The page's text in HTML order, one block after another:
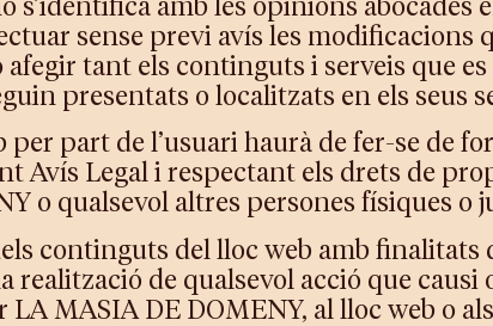
s’identifica amb les opinions abocades
sense previ avís les modificacions
tant els continguts i serveis que
presentats o localitzats en els seus
per part de l’usuari haurà de fer-se de
Avís Legal i respectant els drets de
o qualsevol altres persones físiques o
continguts del lloc web amb
realització de qualsevol acció que
LA MASIA DE DOMENY, al lloc web o